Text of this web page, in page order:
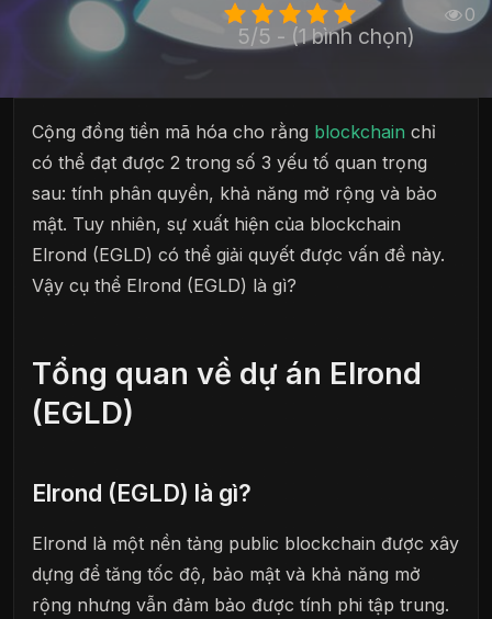
5/5 - (1 bình chọn)
0
Cộng đồng tiền mã hóa cho rằng blockchain chỉ
có thể đạt được 2 trong số 3 yếu tố quan trọng
sau: tính phân quyền, khả năng mở rộng và bảo
mật. Tuy nhiên, sự xuất hiện của blockchain
Elrond (EGLD) có thể giải quyết được vấn đề này.
Vậy cụ thể Elrond (EGLD) là gì?
Tổng quan về dự án Elrond
(EGLD)
Elrond (EGLD) là gì?
Elrond là một nền tảng public blockchain được xây
dựng để tăng tốc độ, bảo mật và khả năng mở
rộng nhưng vẫn đảm bảo được tính phi tập trung.